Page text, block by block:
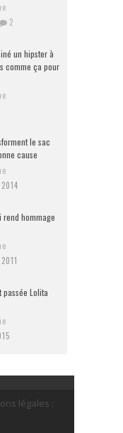
2
un hipster à
comme ça pour
le sac
cause
rend hommage
passée Lolita
légales :